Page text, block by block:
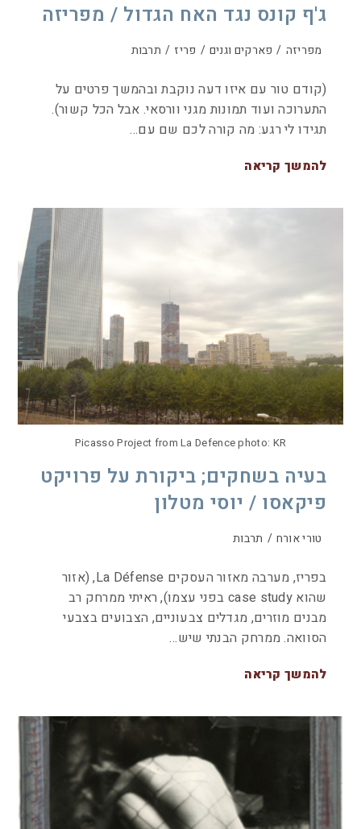
ג'ף קונס נגד האח הגדול / מפריזה
מפריזה / פארקים וגנים / פריז / תרבות
(קודם טור עם איזו דעה נוקבת ובהמשך פרטים על
התערוכה ועוד תמונות מגני וורסאי. אבל הכל קשור).
תגידו לי רגע: מה קורה לכם שם עם…
להמשך קריאה
Picasso Project from La Defence photo: KR
בעיה בשחקים; ביקורת על פרויקט
פיקאסו / יוסי מטלון
טורי אורח / תרבות
בפריז, מערבה מאזור העסקים La Défense, (אזור
שהוא case study בפני עצמו), ראיתי ממרחק רב
מבנים מוזרים, מגדלים צבעוניים, הצבועים בצבעי
הסוואה. ממרחק הבנתי שיש…
להמשך קריאה